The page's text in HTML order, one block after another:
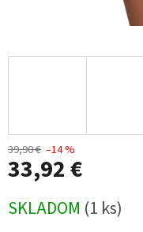
39,90 € –14 %
33,92 €
cena:
SKLADOM (1 ks)